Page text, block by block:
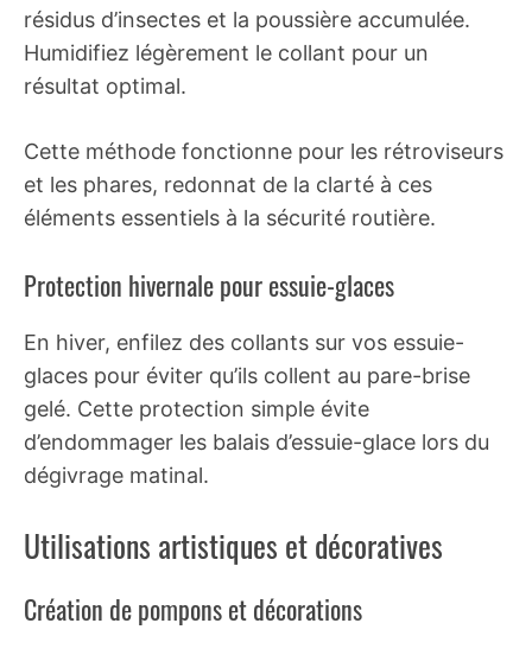
résidus d’insectes et la poussière accumulée.
Humidifiez légèrement le collant pour un
résultat optimal.
Cette méthode fonctionne pour les rétroviseurs
et les phares, redonnat de la clarté à ces
éléments essentiels à la sécurité routière.
Protection hivernale pour essuie-glaces
En hiver, enfilez des collants sur vos essuie-
glaces pour éviter qu’ils collent au pare-brise
gelé. Cette protection simple évite
d’endommager les balais d’essuie-glace lors du
dégivrage matinal.
Utilisations artistiques et décoratives
Création de pompons et décorations